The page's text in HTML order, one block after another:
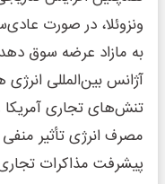
ونزوئلا، در صورت
آژانس بین‌المللی
تنش‌های تجاری
مصرف انرژی تأثیر منفی
پیشرفت مذاکرات